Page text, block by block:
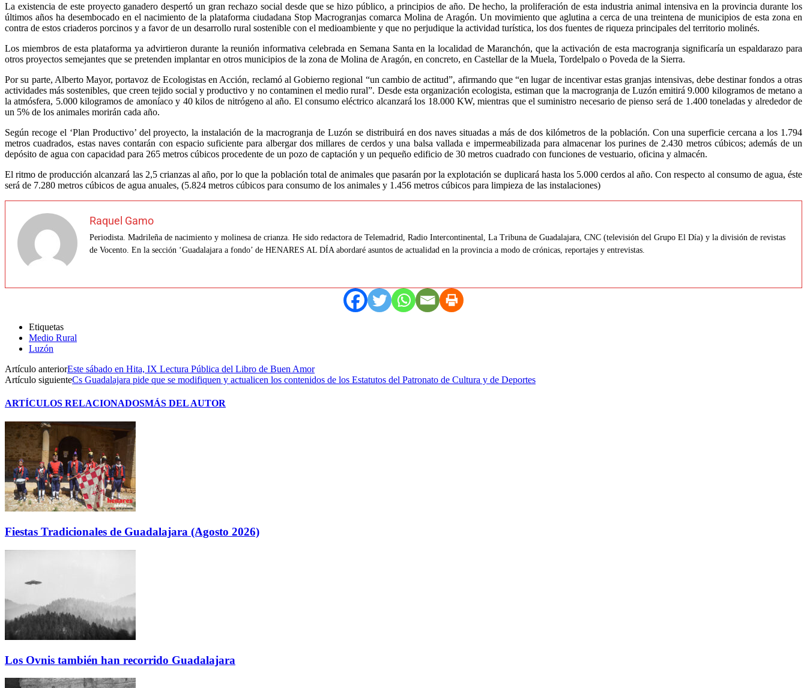
La existencia de este proyecto ganadero despertó un gran rechazo social desde que se hizo público, a principios de año. De hecho, la proliferación de esta industria animal intensiva en la provincia durante los
últimos años ha desembocado en el nacimiento de la plataforma ciudadana Stop Macrogranjas comarca Molina de Aragón. Un movimiento que aglutina a cerca de una treintena de municipios de esta zona en
contra de estos criaderos porcinos y a favor de un desarrollo rural sostenible con el medioambiente y que no perjudique la actividad turística, los dos fuentes de riqueza principales del territorio molinés.
Los miembros de esta plataforma ya advirtieron durante la reunión informativa celebrada en Semana Santa en la localidad de Maranchón, que la activación de esta macrogranja significaría un espaldarazo para
otros proyectos semejantes que se pretenden implantar en otros municipios de la zona de Molina de Aragón, en concreto, en Castellar de la Muela, Tordelpalo o Poveda de la Sierra.
Por su parte, Alberto Mayor, portavoz de Ecologistas en Acción, reclamó al Gobierno regional “un cambio de actitud”, afirmando que “en lugar de incentivar estas granjas intensivas, debe destinar fondos a otras
actividades más sostenibles, que creen tejido social y productivo y no contaminen el medio rural”. Desde esta organización ecologista, estiman que la macrogranja de Luzón emitirá 9.000 kilogramos de metano a
la atmósfera, 5.000 kilogramos de amoníaco y 40 kilos de nitrógeno al año. El consumo eléctrico alcanzará los 18.000 KW, mientras que el suministro necesario de pienso será de 1.400 toneladas y alrededor de
un 5% de los animales morirán cada año.
Según recoge el ‘Plan Productivo’ del proyecto, la instalación de la macrogranja de Luzón se distribuirá en dos naves situadas a más de dos kilómetros de la población. Con una superficie cercana a los 1.794
metros cuadrados, estas naves contarán con espacio suficiente para albergar dos millares de cerdos y una balsa vallada e impermeabilizada para almacenar los purines de 2.430 metros cúbicos; además de un
depósito de agua con capacidad para 265 metros cúbicos procedente de un pozo de captación y un pequeño edificio de 30 metros cuadrado con funciones de vestuario, oficina y almacén.
El ritmo de producción alcanzará las 2,5 crianzas al año, por lo que la población total de animales que pasarán por la explotación se duplicará hasta los 5.000 cerdos al año. Con respecto al consumo de agua, éste
será de 7.280 metros cúbicos de agua anuales, (5.824 metros cúbicos para consumo de los animales y 1.456 metros cúbicos para limpieza de las instalaciones)
Raquel Gamo
Periodista. Madrileña de nacimiento y molinesa de crianza. He sido redactora de Telemadrid, Radio Intercontinental, La Tribuna de Guadalajara, CNC (televisión del Grupo El Día) y la división de revistas
de Vocento. En la sección ‘Guadalajara a fondo’ de HENARES AL DÍA abordaré asuntos de actualidad en la provincia a modo de crónicas, reportajes y entrevistas.
Etiquetas
Medio Rural
Luzón
Artículo anteriorEste sábado en Hita, IX Lectura Pública del Libro de Buen Amor
Artículo siguienteCs Guadalajara pide que se modifiquen y actualicen los contenidos de los Estatutos del Patronato de Cultura y de Deportes
ARTÍCULOS RELACIONADOSMÁS DEL AUTOR
Fiestas Tradicionales de Guadalajara (Agosto 2026)
Los Ovnis también han recorrido Guadalajara